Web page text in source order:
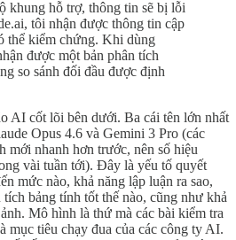
khung hỗ trợ, thông tin sẽ bị lỗi
tôi nhận được thông tin cập
thể kiểm chứng. Khi dùng
được một bản phân tích
so sánh đối đầu được định
AI cốt lõi bên dưới. Ba cái tên lớn nhất
Opus 4.6 và Gemini 3 Pro (các
mới nhanh hơn trước, nên số hiệu
vài tuần tới). Đây là yếu tố quyết
mức nào, khả năng lập luận ra sao,
bảng tính tốt thế nào, cũng như khả
Mô hình là thứ mà các bài kiểm tra
mục tiêu chạy đua của các công ty AI.